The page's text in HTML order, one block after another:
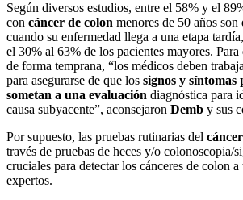
Según diversos estudios, entre el 58% y el
con cáncer de colon menores de 50 años
cuando su enfermedad llega a una etapa
el 30% al 63% de los pacientes mayores. Para
de forma temprana, “los médicos deben
para asegurarse de que los signos y síntomas
sometan a una evaluación diagnóstica para
causa subyacente”, aconsejaron Demb y sus
Por supuesto, las pruebas rutinarias del
través de pruebas de heces y/o colonoscopia/
cruciales para detectar los cánceres de colon
expertos.